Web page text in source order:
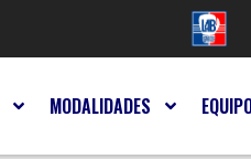
MODALIDADES